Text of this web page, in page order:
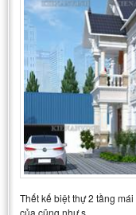
Thết kế biệt thự 2 tầng
của cũng như s…